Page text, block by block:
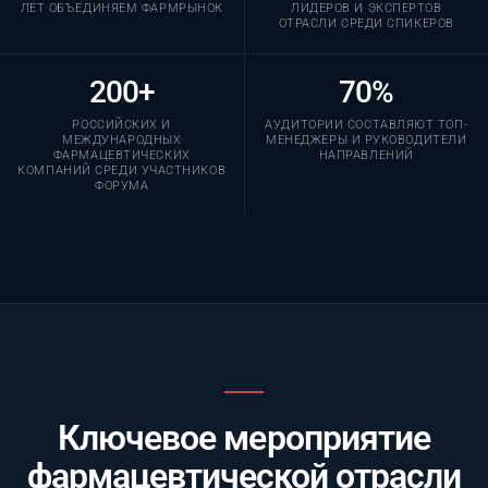
ЛЕТ ОБЪЕДИНЯЕМ ФАРМРЫНОК
ЛИДЕРОВ И ЭКСПЕРТОВ
ОТРАСЛИ СРЕДИ СПИКЕРОВ
200+
РОССИЙСКИХ И
МЕЖДУНАРОДНЫХ
ФАРМАЦЕВТИЧЕСКИХ
КОМПАНИЙ СРЕДИ УЧАСТНИКОВ
ФОРУМА
70%
АУДИТОРИИ СОСТАВЛЯЮТ ТОП-
МЕНЕДЖЕРЫ И РУКОВОДИТЕЛИ
НАПРАВЛЕНИЙ
Ключевое мероприятие
фармацевтической отрасли